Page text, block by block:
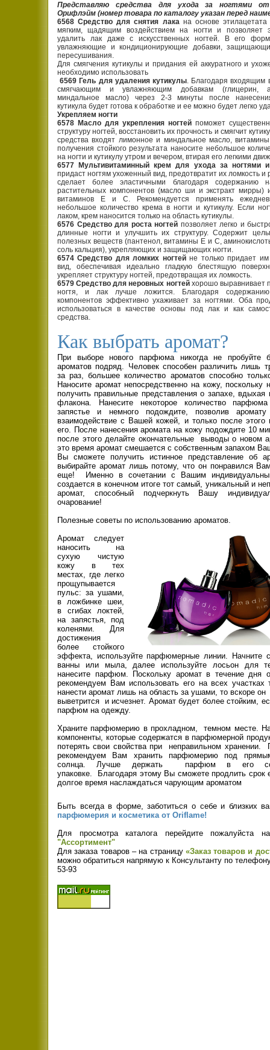
Представляю средства для ухода за ногтями от
Орифлэйм (номер товара по каталогу указан перед
6568 Средство для снятия лакана основе этилацетата
мягким, щадящим воздействием на ногти и позволяет
удалить лак даже с искусственных ногтей. В его
увлажняющие и кондиционирующие добавки,
пересушивания.
Для смягчения кутикулы и придания ей аккуратного и
необходимо использовать
6569 Гель для удаления кутикулы. Благодаря входящим
смягчающим и увлажняющим добавкам (глицерин,
миндальное масло) через 2-3 минуты после
кутикула будет готова к обработке и ее можно будет легко
Укрепляем ногти
6578 Масло для укрепления ногтей поможет
структуру ногтей, восстановить их прочность и смягчит
средства входят лимонное и миндальное масло,
получения стойкого результата наносите небольшое
на ногти и кутикулу утром и вечером, втирая его легкими
6577 Мультивитаминный крем для ухода за ногтями и
придаст ногтям ухоженный вид, предотвратит их ломкость и
сделает более эластичными благодаря содержанию
растительных компонентов (масло ши и экстракт мирры)
витаминов Е и С. Рекомендуется применять
небольшое количество крема в ногти и кутикулу. Если
лаком, крем наносится только на область кутикулы.
6576 Средство для роста ногтей позволяет легко и
длинные ногти и улучшить их структуру. Содержит
полезных веществ (пантенол, витамины Е и С,
соль кальция), укрепляющих и защищающих ногти.
6574 Средство для ломких ногтейне только придает
вид, обеспечивая идеально гладкую блестящую
укрепляет структуру ногтей, предотвращая их ломкость.
6579 Средство для неровных ногтейхорошо выравнивает
ногтя, и лак лучше ложится. Благодаря
компонентов эффективно ухаживает за ногтями. Оба
использоваться в качестве основы под лак и как
средства.
Как выбрать аромат?
При выборе нового парфюма никогда не пробуйте
ароматов подряд. Человек способен различить лишь
за раз, большее количество ароматов способно
Наносите аромат непосредственно на кожу, поскольку
получить правильные представления о запахе,
флакона. Нанесите некоторое количество
запястье и немного подождите, позволив
взаимодействие с Вашей кожей, и только после этого
его. После нанесения аромата на кожу подождите 10
после этого делайте окончательные выводы о новом
это время аромат смешается с собственным запахом
Вы сможете получить истинное представление об
выбирайте аромат лишь потому, что он понравился
еще! Именно в сочетании с Вашим
создается в конечном итоге тот самый, уникальный и
аромат, способный подчеркнуть Вашу
очарование!
Полезные советы по использованию ароматов.
Аромат следует
наносить на
сухую чистую
кожу в тех
местах, где легко
прощупывается
пульс: за ушами,
в ложбинке шеи,
в сгибах локтей,
на запястья, под
коленями. Для
достижения
более стойкого
эффекта, используйте парфюмерные линии. Начните
ванны или мыла, далее используйте лосьон для
нанесите парфюм. Поскольку аромат в течение дня
рекомендуем Вам использовать его на всех участках
нанести аромат лишь на область за ушами, то вскоре он
выветрится и исчезнет. Аромат будет более стойким,
парфюм на одежду.
Храните парфюмерию в прохладном, темном месте.
компоненты, которые содержатся в парфюмерной
потерять свои свойства при неправильном хранении.
рекомендуем Вам хранить парфюмерию под
солнца. Лучше держать парфюм в его
упаковке. Благодаря этому Вы сможете продлить срок
долгое время наслаждаться чарующим ароматом
Быть всегда в форме, заботиться о себе и близких
парфюмерия и косметика от Oriflame!
Для просмотра каталога перейдите пожалуйста
"Ассортимент"
Для заказа товаров – на страницу «Заказ товаров и
можно обратиться напрямую к Консультанту по
53-93